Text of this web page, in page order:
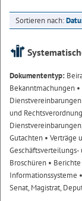
Sortieren nach:
Dokumententyp:
Bekanntmachungen
Dienstvereinbarungen
und
Gutachten • Verträge
Geschäftsverteilungs-
Broschüren •
Informationssysteme
Senat, Magistrat,